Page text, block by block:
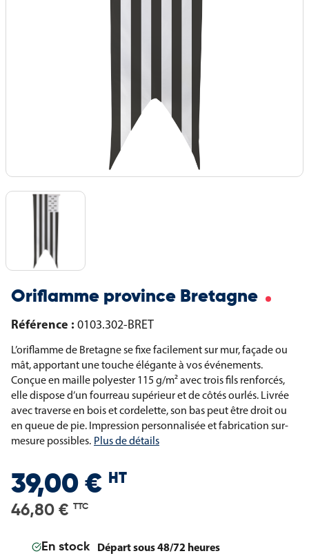
Oriflamme province Bretagne
Référence : 0103.302-BRET
L’oriflamme de Bretagne se fixe facilement sur mur, façade ou
mât, apportant une touche élégante à vos événements.
Conçue en maille polyester 115 g/m² avec trois fils renforcés,
elle dispose d’un fourreau supérieur et de côtés ourlés. Livrée
avec traverse en bois et cordelette, son bas peut être droit ou
en queue de pie. Impression personnalisée et fabrication sur-
mesure possibles. Plus de détails
39,00 € HT
46,80 € TTC
En stock Départ sous 48/72 heures